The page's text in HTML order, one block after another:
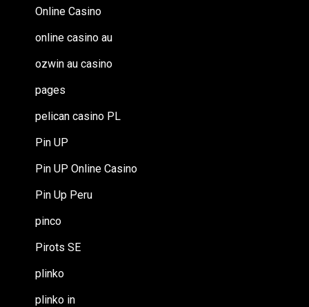
Online Casino
online casino au
ozwin au casino
pages
pelican casino PL
Pin UP
Pin UP Online Casino
Pin Up Peru
pinco
Pirots SE
plinko
plinko in